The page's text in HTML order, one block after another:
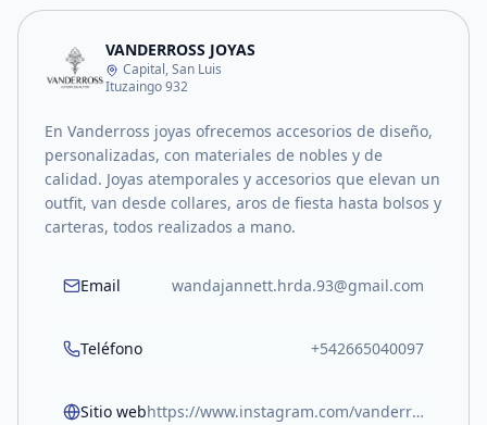
VANDERROSS JOYAS
Capital, San Luis
Ituzaingo 932
En Vanderross joyas ofrecemos accesorios de diseño,
personalizadas, con materiales de nobles y de
calidad. Joyas atemporales y accesorios que elevan un
outfit, van desde collares, aros de fiesta hasta bolsos y
carteras, todos realizados a mano.
Email wandajannett.hrda.93@gmail.com
Teléfono +542665040097
Sitio web https://www.instagram.com/vanderrossjoyas/